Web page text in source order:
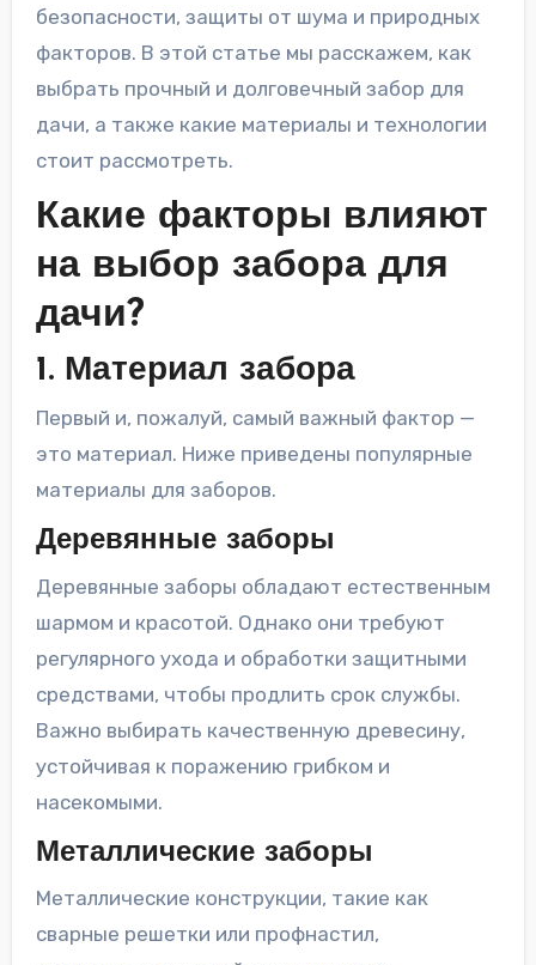
безопасности, защиты от шума и природных
факторов. В этой статье мы расскажем, как
выбрать прочный и долговечный забор для
дачи, а также какие материалы и технологии
стоит рассмотреть.
Какие факторы влияют
на выбор забора для
дачи?
1. Материал забора
Первый и, пожалуй, самый важный фактор —
это материал. Ниже приведены популярные
материалы для заборов.
Деревянные заборы
Деревянные заборы обладают естественным
шармом и красотой. Однако они требуют
регулярного ухода и обработки защитными
средствами, чтобы продлить срок службы.
Важно выбирать качественную древесину,
устойчивая к поражению грибком и
насекомыми.
Металлические заборы
Металлические конструкции, такие как
сварные решетки или профнастил,